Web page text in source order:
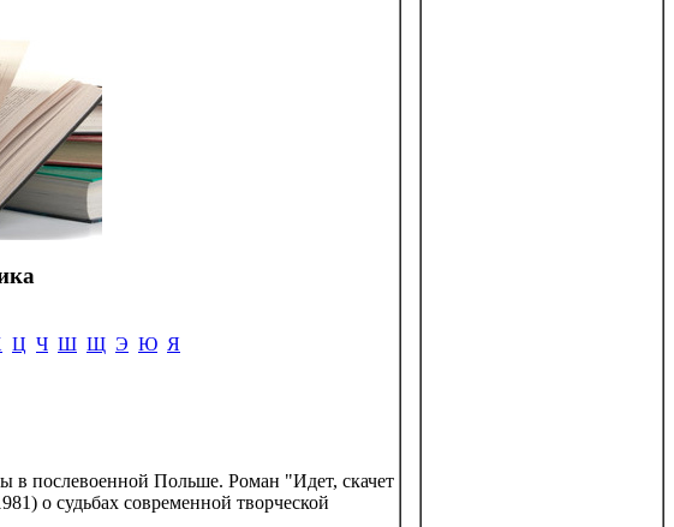
Ц Ч Ш Щ Э Ю Я
в послевоенной Польше. Роман "Идет, скачет
о судьбах современной творческой